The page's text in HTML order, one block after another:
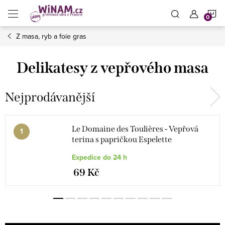
obsah
Z masa, ryb a foie gras
Delikatesy z vepřového masa
Nejprodávanější
Le Domaine des Toulières - Vepřová
terina s papričkou Espelette
Expedice do 24 h
69 Kč